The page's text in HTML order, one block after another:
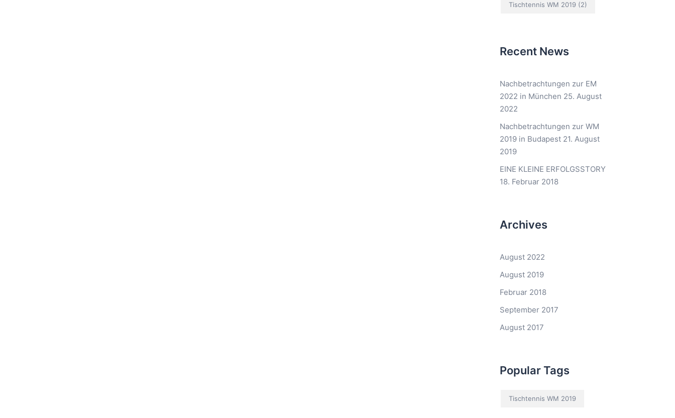
Tischtennis WM 2019(2)
Recent News
Nachbetrachtungen zur EM
2022 in München 25. August
2022
Nachbetrachtungen zur WM
2019 in Budapest 21. August
2019
EINE KLEINE ERFOLGSSTORY
18. Februar 2018
Archives
August 2022
August 2019
Februar 2018
September 2017
August 2017
Popular Tags
Tischtennis WM 2019